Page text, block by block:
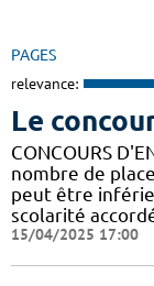
PAGES
relevance:
Le
CONCOURS
nombre de
peut être
scolarité
15/04/2025 17:00